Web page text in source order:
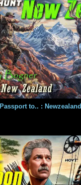
Passport to.. : Newzealand